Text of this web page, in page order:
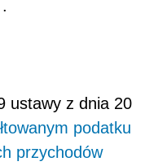
ustawy z dnia 20
podatku
przychodów